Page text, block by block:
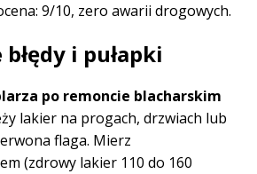
9/10, zero awarii drogowych.
i pułapki
po remoncie blacharskim
lakier na progach, drzwiach lub
flaga. Mierz
(zdrowy lakier 110 do 160